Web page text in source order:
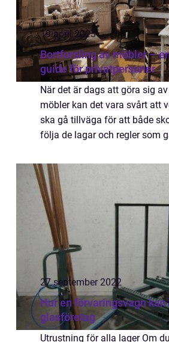
19 april 2023
Bortforsling av möbler –
guide för privatpersoner
När det är dags att göra sig
möbler kan det vara svårt att
ska gå tillväga för att både
följa de lagar och regler som
27 september 2022
Hur en förvaringsvagn
glasföretag
Utrustning för alla lager Om